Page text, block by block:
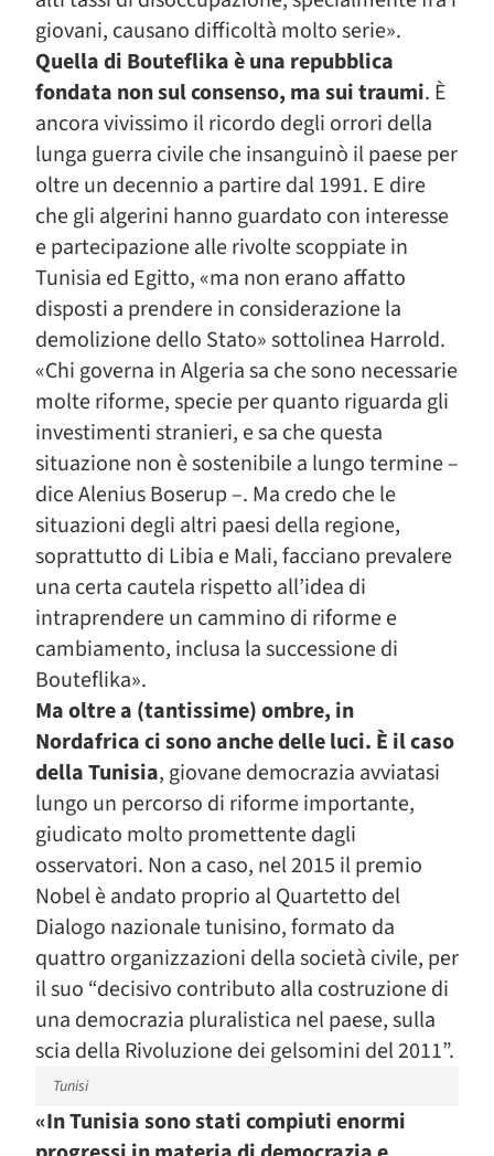
giovani, causano difficoltà molto serie».
Quella di Bouteflika è una repubblica
fondata non sul consenso, ma sui traumi. È
ancora vivissimo il ricordo degli orrori della
lunga guerra civile che insanguinò il paese per
oltre un decennio a partire dal 1991. E dire
che gli algerini hanno guardato con interesse
e partecipazione alle rivolte scoppiate in
Tunisia ed Egitto, «ma non erano affatto
disposti a prendere in considerazione la
demolizione dello Stato» sottolinea Harrold.
«Chi governa in Algeria sa che sono necessarie
molte riforme, specie per quanto riguarda gli
investimenti stranieri, e sa che questa
situazione non è sostenibile a lungo termine –
dice Alenius Boserup –. Ma credo che le
situazioni degli altri paesi della regione,
soprattutto di Libia e Mali, facciano prevalere
una certa cautela rispetto all’idea di
intraprendere un cammino di riforme e
cambiamento, inclusa la successione di
Bouteflika».
Ma oltre a (tantissime) ombre, in
Nordafrica ci sono anche delle luci. È il caso
della Tunisia, giovane democrazia avviatasi
lungo un percorso di riforme importante,
giudicato molto promettente dagli
osservatori. Non a caso, nel 2015 il premio
Nobel è andato proprio al Quartetto del
Dialogo nazionale tunisino, formato da
quattro organizzazioni della società civile, per
il suo “decisivo contributo alla costruzione di
una democrazia pluralistica nel paese, sulla
scia della Rivoluzione dei gelsomini del 2011”.
Tunisi
«In Tunisia sono stati compiuti enormi